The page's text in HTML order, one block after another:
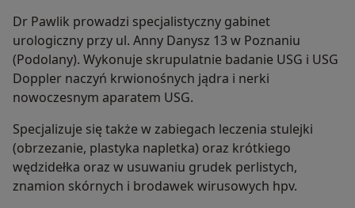
Dr Pawlik prowadzi specjalistyczny gabinet
urologiczny przy ul. Anny Danysz 13 w Poznaniu
(Podolany). Wykonuje skrupulatnie badanie USG i USG
Doppler naczyń krwionośnych jądra i nerki
nowoczesnym aparatem USG.
Specjalizuje się także w zabiegach leczenia stulejki
(obrzezanie, plastyka napletka) oraz krótkiego
wędzidełka oraz w usuwaniu grudek perlistych,
znamion skórnych i brodawek wirusowych hpv.